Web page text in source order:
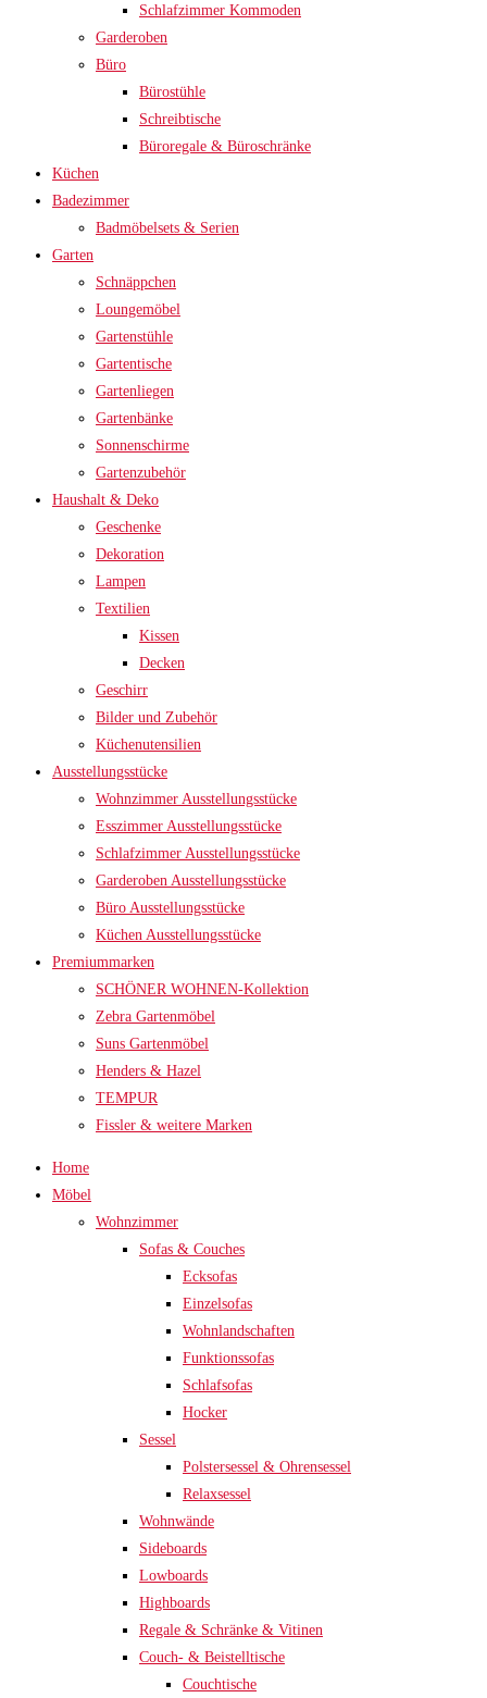
Schlafzimmer Kommoden
Garderoben
Büro
Bürostühle
Schreibtische
Büroregale & Büroschränke
Küchen
Badezimmer
Badmöbelsets & Serien
Garten
Schnäppchen
Loungemöbel
Gartenstühle
Gartentische
Gartenliegen
Gartenbänke
Sonnenschirme
Gartenzubehör
Haushalt & Deko
Geschenke
Dekoration
Lampen
Textilien
Kissen
Decken
Geschirr
Bilder und Zubehör
Küchenutensilien
Ausstellungsstücke
Wohnzimmer Ausstellungsstücke
Esszimmer Ausstellungsstücke
Schlafzimmer Ausstellungsstücke
Garderoben Ausstellungsstücke
Büro Ausstellungsstücke
Küchen Ausstellungsstücke
Premiummarken
SCHÖNER WOHNEN-Kollektion
Zebra Gartenmöbel
Suns Gartenmöbel
Henders & Hazel
TEMPUR
Fissler & weitere Marken
Home
Möbel
Wohnzimmer
Sofas & Couches
Ecksofas
Einzelsofas
Wohnlandschaften
Funktionssofas
Schlafsofas
Hocker
Sessel
Polstersessel & Ohrensessel
Relaxsessel
Wohnwände
Sideboards
Lowboards
Highboards
Regale & Schränke & Vitinen
Couch- & Beistelltische
Couchtische